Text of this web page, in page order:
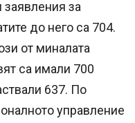
за
до него са 704.
от миналата
са имали 700
637. По
управление